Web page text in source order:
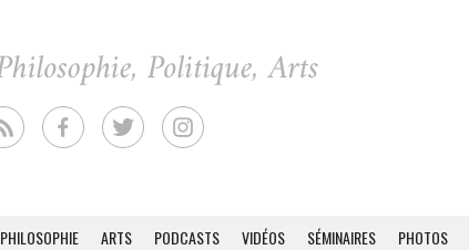
PHILOSOPHIE ARTS PODCASTS VIDÉOS SÉMINAIRES PHOTOS